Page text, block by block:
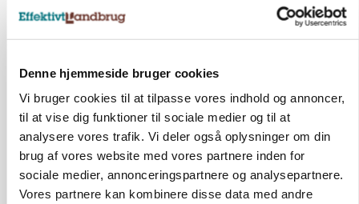
Denne hjemmeside bruger cookies
Vi bruger cookies til at tilpasse vores indhold og annoncer,
til at vise dig funktioner til sociale medier og til at
analysere vores trafik. Vi deler også oplysninger om din
brug af vores website med vores partnere inden for
sociale medier, annonceringspartnere og analysepartnere.
Vores partnere kan kombinere disse data med andre
PLANTER
På døgnvagt i høsten